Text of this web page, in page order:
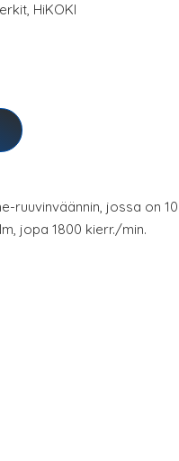
, HiKOKI
ruuvinväännin, jossa on
jopa 1800 kierr./min.